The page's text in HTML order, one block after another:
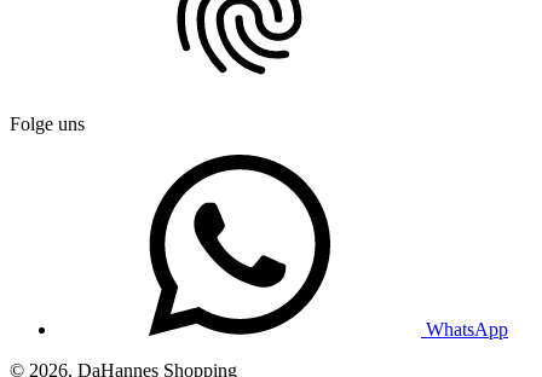
Folge uns
WhatsApp
© 2026, DaHannes Shopping